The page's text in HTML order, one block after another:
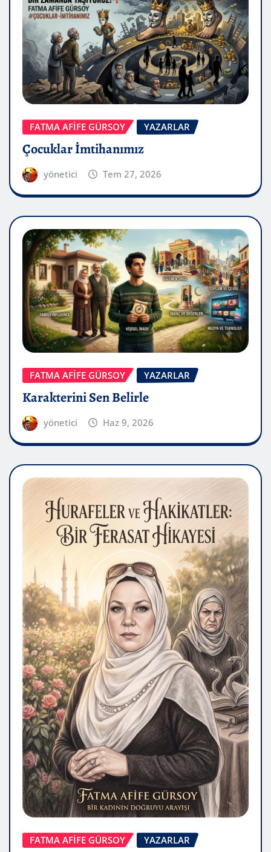
FATMA AFİFE GÜRSOY YAZARLAR
Çocuklar İmtihanımız
yönetici Tem 27, 2026
FATMA AFİFE GÜRSOY YAZARLAR
Karakterini Sen Belirle
yönetici Haz 9, 2026
FATMA AFİFE GÜRSOY YAZARLAR